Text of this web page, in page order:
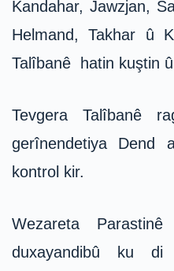
Kandahar, Jawzjan,
Helmand, Takhar û
Talîbanê hatin kuştin
Tevgera Talîbanê
gerînendetiya Dend
kontrol kir.
Wezareta
duxayandibû ku